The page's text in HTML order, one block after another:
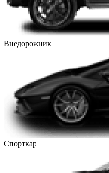
Внедорожник
Спорткар